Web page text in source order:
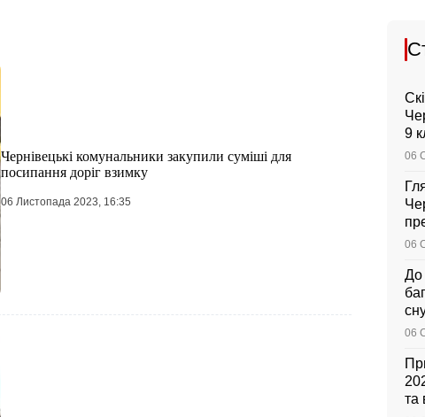
Чернівецькі комунальники закупили суміші для
посипання доріг взимку
06 Листопада 2023, 16:35
9
06
06
До
06
та